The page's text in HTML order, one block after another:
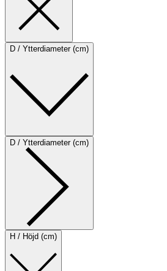
D / Ytterdiameter (cm)
D / Ytterdiameter (cm)
H / Höjd (cm)